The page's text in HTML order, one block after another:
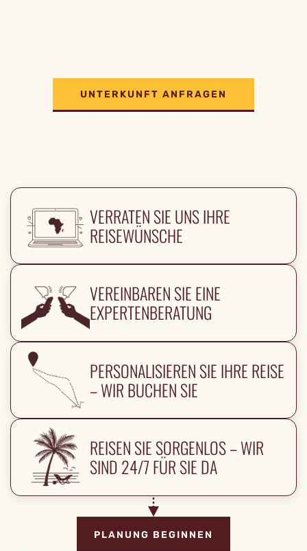
UNTERKUNFT ANFRAGEN
VERRATEN SIE UNS IHRE
REISEWÜNSCHE
VEREINBAREN SIE EINE
EXPERTENBERATUNG
PERSONALISIEREN SIE IHRE REISE
– WIR BUCHEN SIE
REISEN SIE SORGENLOS – WIR
SIND 24/7 FÜR SIE DA
PLANUNG BEGINNEN